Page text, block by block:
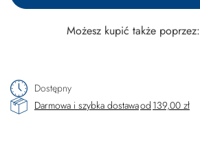
Możesz kupić także poprzez:
Dostępny
Darmowa i szybka dostawaod 139,00 zł